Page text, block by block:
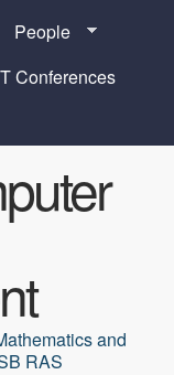
People
Conferences
and
RAS